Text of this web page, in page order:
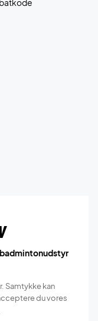
Samtykke kan
du vores